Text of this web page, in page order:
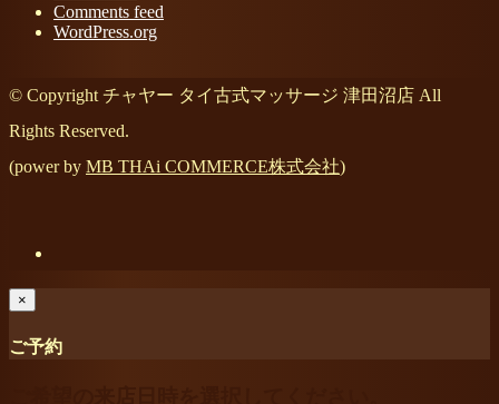
Comments feed
WordPress.org
© Copyright チャヤー タイ古式マッサージ 津田沼店 All
Rights Reserved.
(power by MB THAi COMMERCE株式会社)
×
ご予約